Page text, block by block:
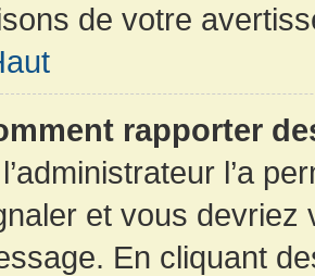
de votre
rapporter
l’a
et vous devriez
En cliquant